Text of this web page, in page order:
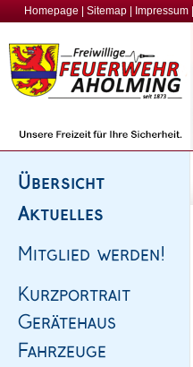
Homepage Sitemap Impressum